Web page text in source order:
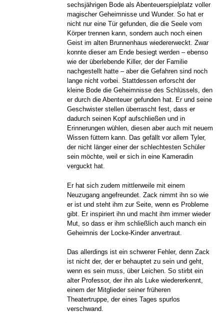
sechsjährigen Bode als Abenteuerspielplatz voller
magischer Geheimnisse und Wunder. So hat er
nicht nur eine Tür gefunden, die die Seele vom
Körper trennen kann, sondern auch noch einen
Geist im alten Brunnenhaus wiedererweckt. Zwar
konnte dieser am Ende besiegt werden – ebenso
wie der überlebende Killer, der der Familie
nachgestellt hatte – aber die Gefahren sind noch
lange nicht vorbei. Stattdessen erforscht der
kleine Bode die Geheimnisse des Schlüssels, den
er durch die Abenteuer gefunden hat. Er und seine
Geschwister stellen überrascht fest, dass er
dadurch seinen Kopf aufschließen und in
Erinnerungen wühlen, diesen aber auch mit neuem
Wissen füttern kann. Das gefällt vor allem Tyler,
der nicht länger einer der schlechtesten Schüler
sein möchte, weil er sich in eine Kameradin
verguckt hat.
Er hat sich zudem mittlerweile mit einem
Neuzugang angefreundet. Zack nimmt ihn so wie
er ist und steht ihm zur Seite, wenn es Probleme
gibt. Er inspiriert ihn und macht ihm immer wieder
Mut, so dass er ihm schließlich auch manch ein
Geheimnis der Locke-Kinder anvertraut.
Das allerdings ist ein schwerer Fehler, denn Zack
ist nicht der, der er behauptet zu sein und geht,
wenn es sein muss, über Leichen. So stirbt ein
alter Professor, der ihn als Luke wiedererkennt,
einem der Mitglieder seiner früheren
Theatertruppe, der eines Tages spurlos
verschwand.